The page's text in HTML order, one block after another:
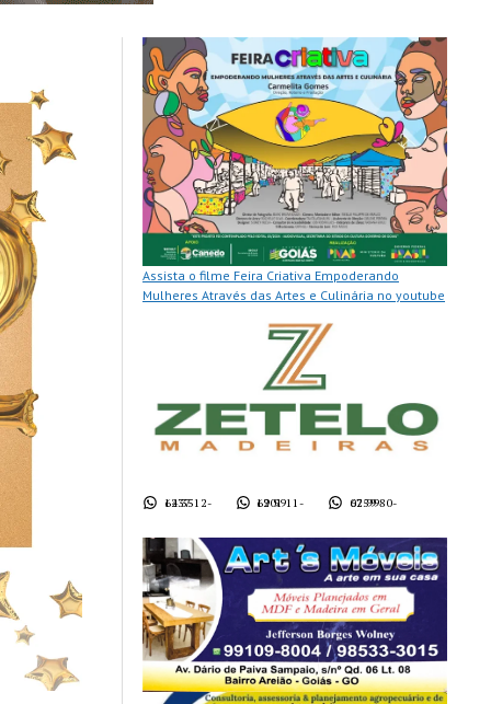
Assista o filme Feira Criativa Empoderando
Mulheres Através das Artes e Culinária no youtube
62 3512-1437 62 9911-1901 62 9980-0759